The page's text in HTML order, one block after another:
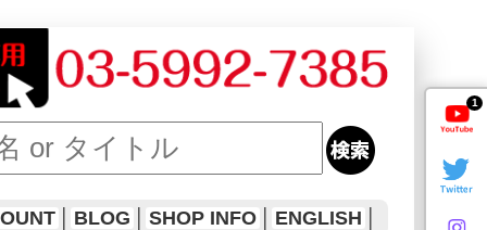
1
BLOG SHOP INFO ENGLISH